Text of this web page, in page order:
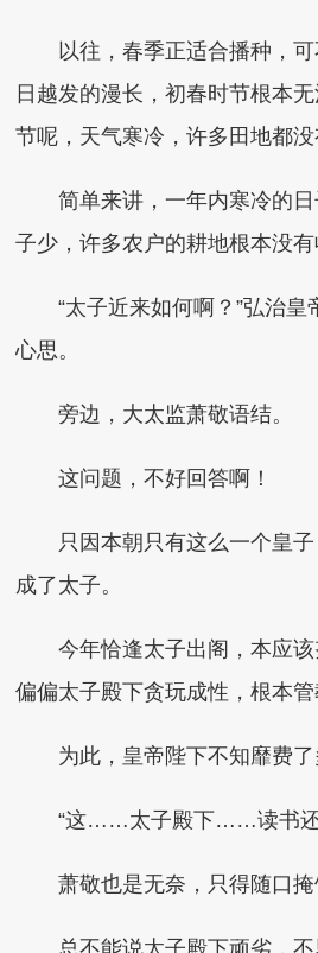
以往，春季正适合播种，
日越发的漫长，初春时节根本
节呢，天气寒冷，许多田地都没
简单来讲，一年内寒冷的
子少，许多农户的耕地根本没有
“太子近来如何啊？”弘治
心思。
旁边，大太监萧敬语结。
这问题，不好回答啊！
只因本朝只有这么一个皇
成了太子。
今年恰逢太子出阁，本应
偏偏太子殿下贪玩成性，根本管
为此，皇帝陛下不知靡费了
“这……太子殿下……读书
萧敬也是无奈，只得随口掩
总不能说太子殿下顽劣，不